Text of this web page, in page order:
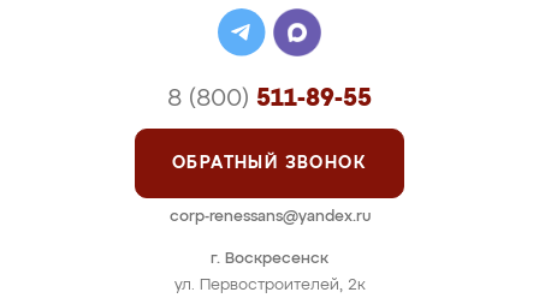
г. Воскресенск
ул. Первостроителей, 2к
8 (800) 511-89-55
ОБРАТНЫЙ ЗВОНОК
corp-renessans@yandex.ru